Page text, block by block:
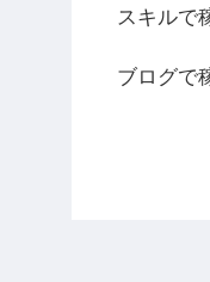
スキルで
ブログで